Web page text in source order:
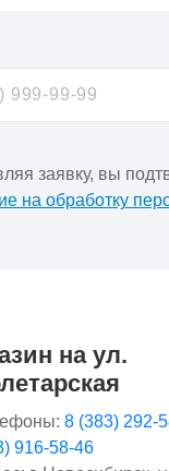
заявку, вы
на обработку
на ул.
8 (383) 292-
916-58-46